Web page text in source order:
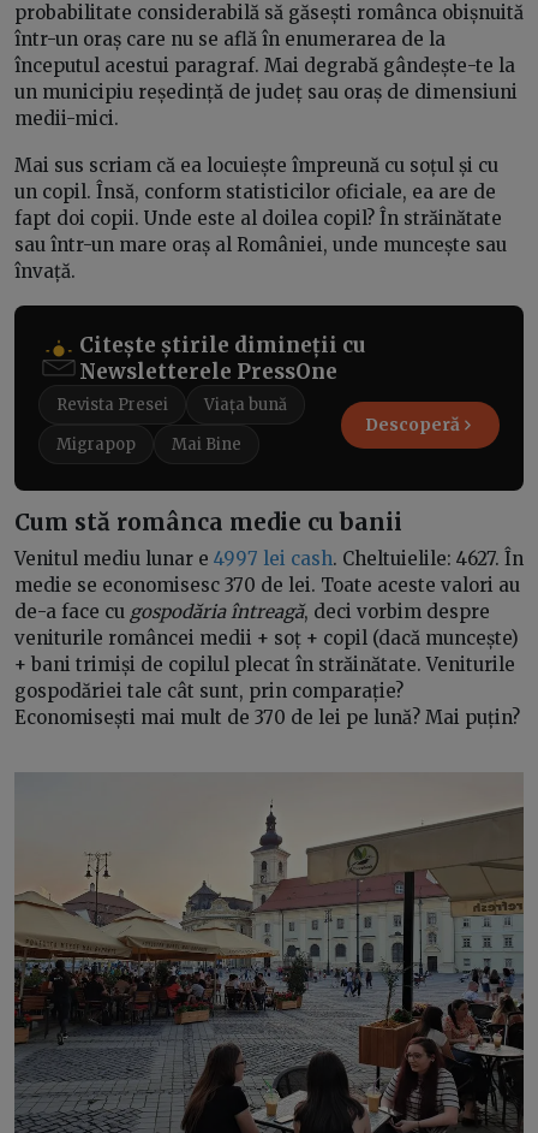
probabilitate considerabilă să găsești românca obișnuită
într-un oraș care nu se află în enumerarea de la
începutul acestui paragraf. Mai degrabă gândește-te la
un municipiu reședință de județ sau oraș de dimensiuni
medii-mici.
Mai sus scriam că ea locuiește împreună cu soțul și cu
un copil. Însă, conform statisticilor oficiale, ea are de
fapt doi copii. Unde este al doilea copil? În străinătate
sau într-un mare oraș al României, unde muncește sau
învață.
Citește știrile dimineții cu
Newsletterele PressOne
Revista Presei
Viața bună
Migrapop
Mai Bine
Descoperă
Cum stă românca medie cu banii
Venitul mediu lunar e 4997 lei cash. Cheltuielile: 4627. În
medie se economisesc 370 de lei. Toate aceste valori au
de-a face cu gospodăria întreagă, deci vorbim despre
veniturile româncei medii + soț + copil (dacă muncește)
+ bani trimiși de copilul plecat în străinătate. Veniturile
gospodăriei tale cât sunt, prin comparație?
Economisești mai mult de 370 de lei pe lună? Mai puțin?